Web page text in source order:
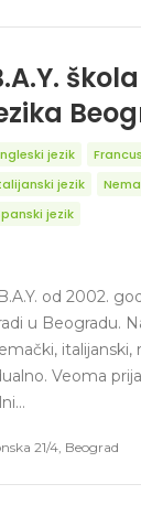
jezik
jezik
jezik
od 2002.
u Beogradu.
italijanski,
Veoma
21/4, Beograd